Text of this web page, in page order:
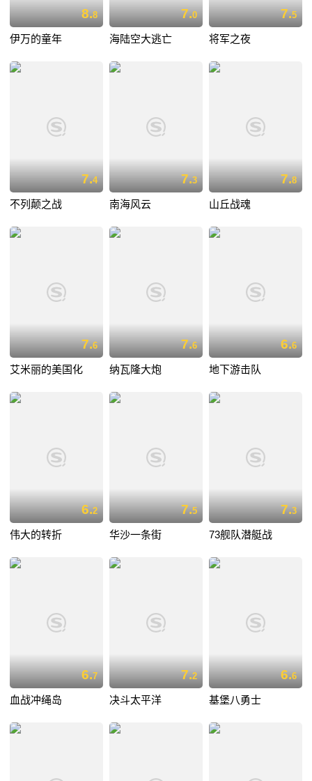
8.8
伊万的童年
7.0
海陆空大逃亡
7.5
将军之夜
7.4
不列颠之战
7.3
南海风云
7.8
山丘战魂
7.6
艾米丽的美国化
7.6
纳瓦隆大炮
6.6
地下游击队
6.2
伟大的转折
7.5
华沙一条街
7.3
73舰队潜艇战
6.7
血战冲绳岛
7.2
决斗太平洋
6.6
基堡八勇士